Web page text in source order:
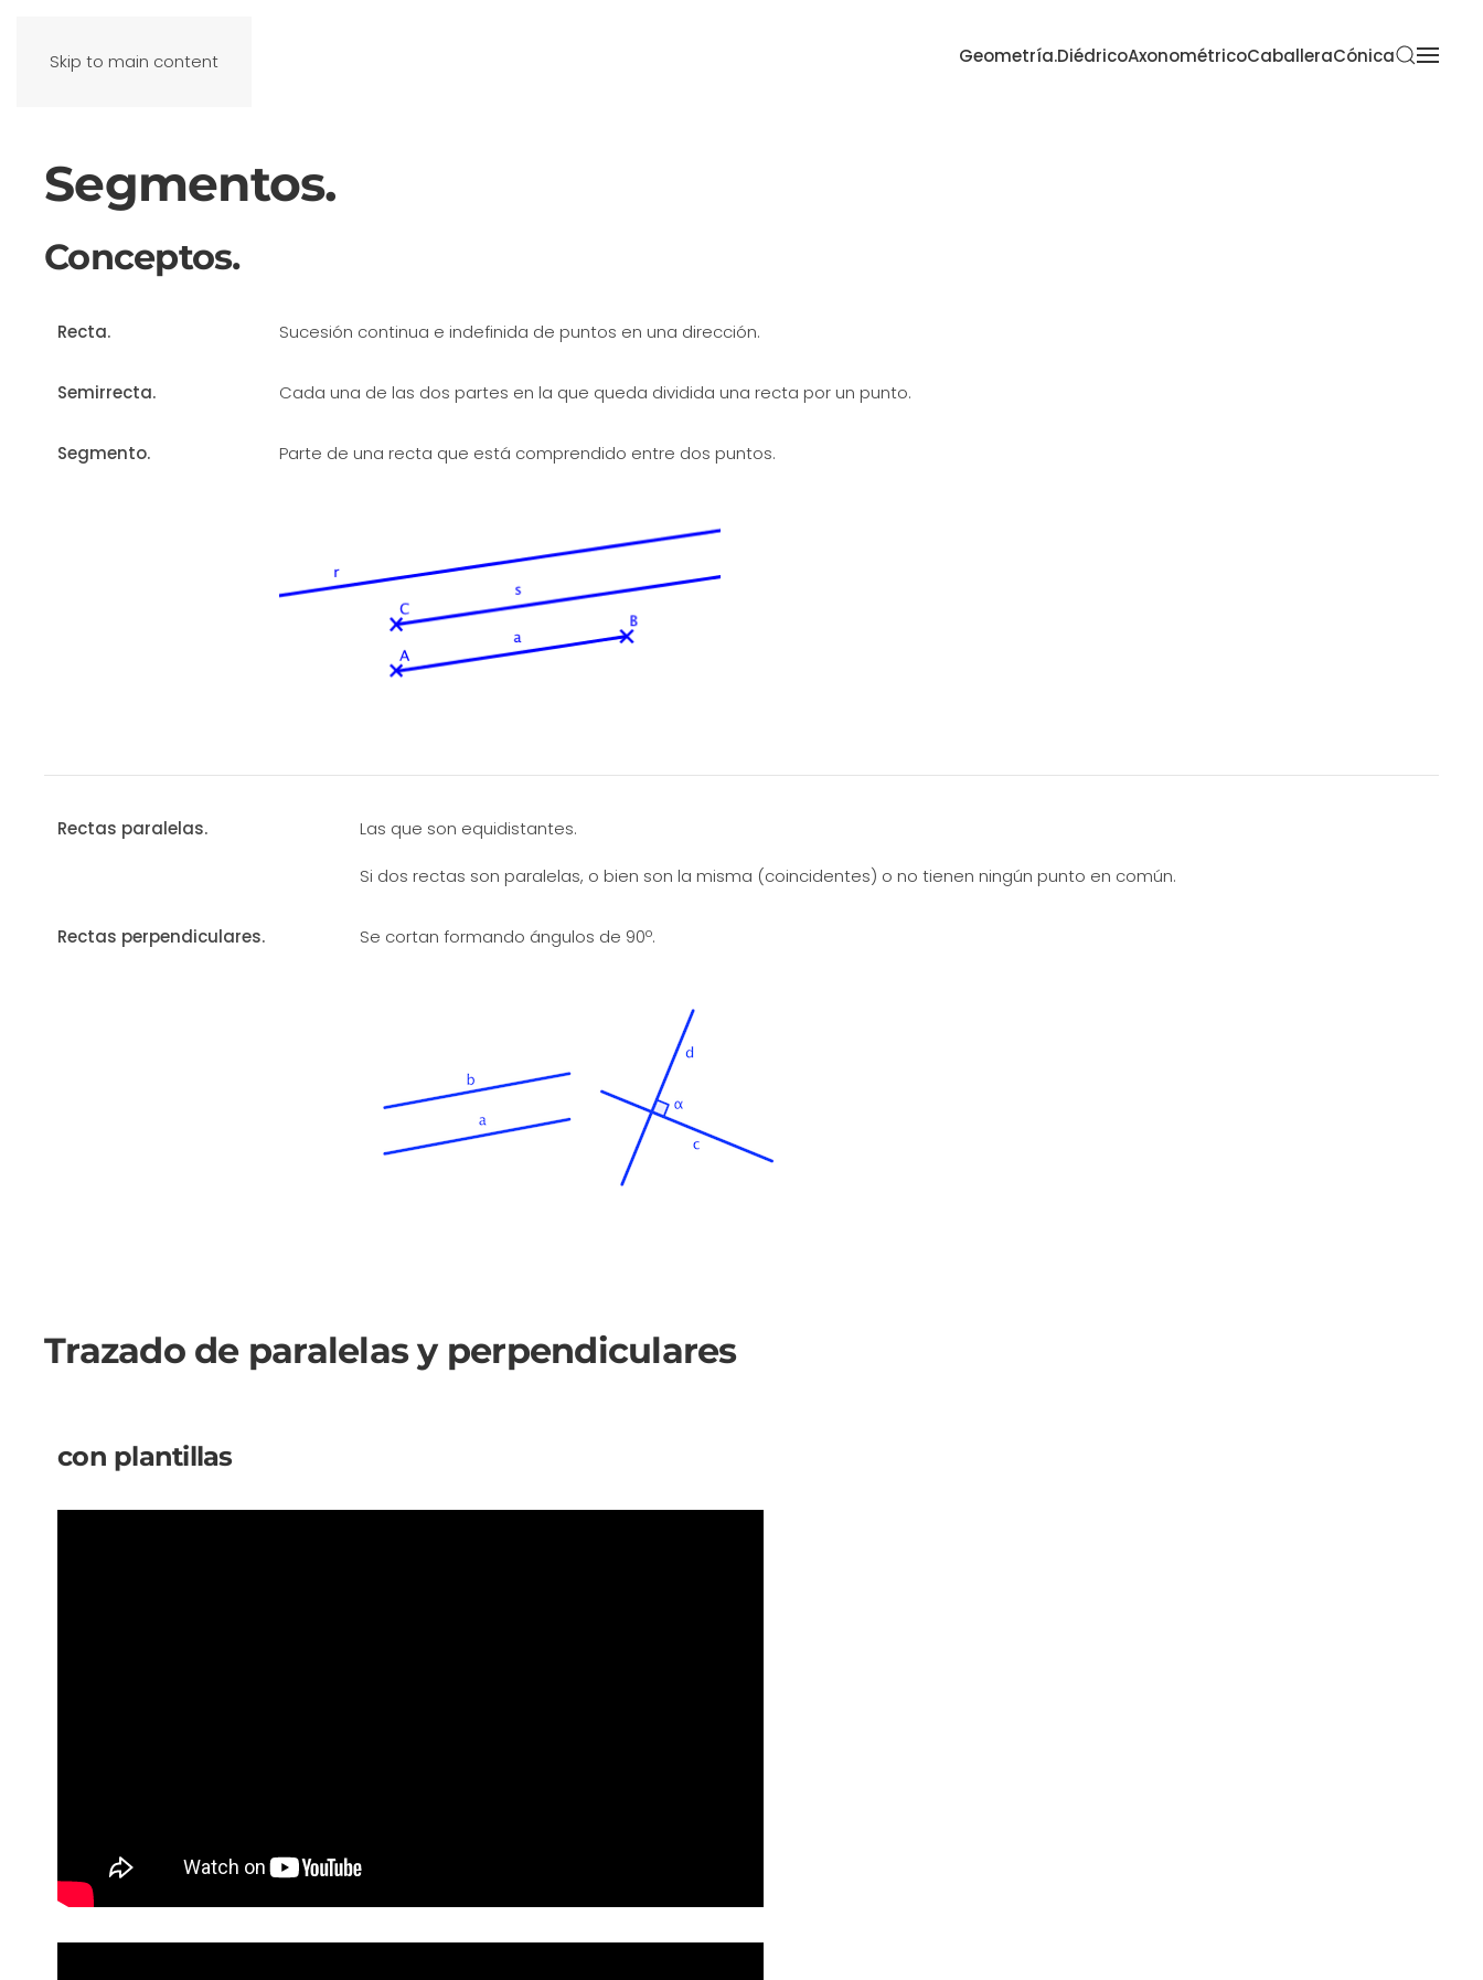
Skip to main content Geometría.DiédricoAxonométricoCaballeraCónica
Segmentos.
Conceptos.
Recta. Sucesión continua e indefinida de puntos en una dirección.
Semirrecta. Cada una de las dos partes en la que queda dividida una recta por un punto.
Segmento. Parte de una recta que está comprendido entre dos puntos.
Rectas paralelas. Las que son equidistantes.
Si dos rectas son paralelas, o bien son la misma (coincidentes) o no tienen ningún punto en común.
Rectas perpendiculares. Se cortan formando ángulos de 90º.
Trazado de paralelas y perpendiculares
con plantillas